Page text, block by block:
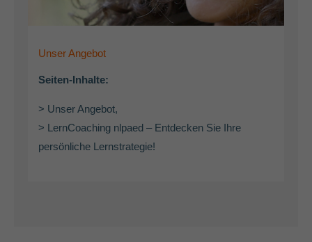
Unser Angebot
Seiten-Inhalte:
> Unser Angebot,
> LernCoaching nlpaed – Entdecken Sie Ihre
persönliche Lernstrategie!